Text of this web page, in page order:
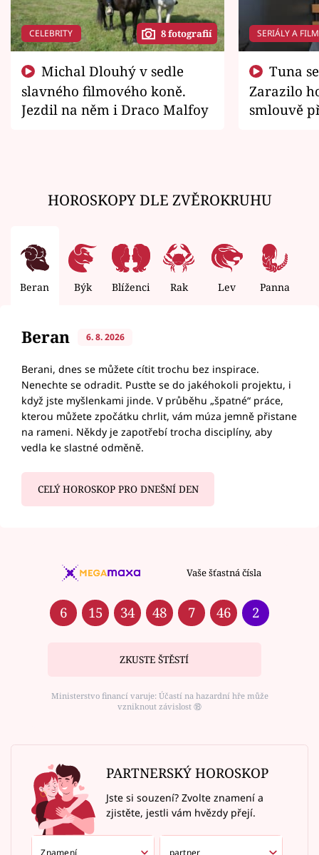
CELEBRITY 8 fotografií
slavného filmového koně.
Jezdil na něm i Draco Malfoy
SERIÁLY A
Zarazilo
smlouvě
HOROSKOPY DLE ZVĚROKRUHU
Beran Býk Blíženci Rak Lev Panna
Beran 6. 8. 2026
Berani, dnes se můžete cítit trochu bez inspirace.
Nenechte se odradit. Pusťte se do jakéhokoli projektu, i
když jste myšlenkami jinde. V průběhu „špatné“ práce,
kterou můžete zpočátku chrlit, vám múza jemně přistane
na rameni. Někdy je zapotřebí trocha disciplíny, aby
vedla ke slastné odměně.
CELÝ HOROSKOP PRO DNEŠNÍ DEN
Vaše šťastná čísla
6 15 34 48 7 46 2
ZKUSTE ŠTĚSTÍ
Ministerstvo financí varuje: Účastí na hazardní hře může
vzniknout závislost ⑱
PARTNERSKÝ HOROSKOP
Jste si souzení? Zvolte znamení a
zjistěte, jestli vám hvězdy přejí.